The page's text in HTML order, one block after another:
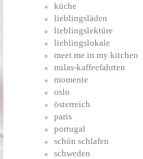
küche
lieblingsläden
lieblingslektüre
lieblingslokale
meet me in my kitchen
milas-kaffeefahrten
momente
oslo
österreich
paris
portugal
schön schlafen
schweden